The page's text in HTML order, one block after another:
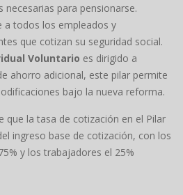
necesarias para pensionarse.
a todos los empleados y
que cotizan su seguridad social.
Voluntario es dirigido a
ahorro adicional, este pilar permite
bajo la nueva reforma.
que la tasa de cotización en el Pilar
ingreso base de cotización, con los
y los trabajadores el 25%